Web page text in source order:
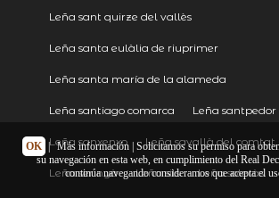
Leña sant quirze del vallès
Leña santa eulàlia de riuprimer
Leña santa maría de la alameda
Leña santiago comarca Leña santpedor
Leña sanxenxo Leña savallà del comtat
Leña serinyà Leña sils Leña soleràs
OK | Más información| Solicitamos su permiso para
su navegación en esta web, en cumplimiento del Real
continúa navegando consideramos que acepta el